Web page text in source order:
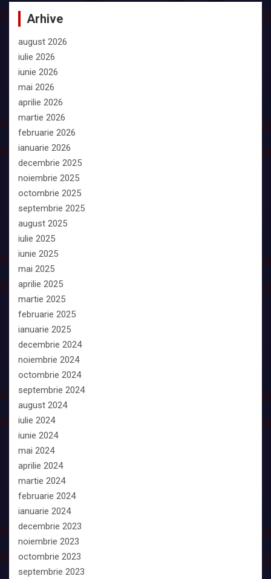
Arhive
august 2026
iulie 2026
iunie 2026
mai 2026
aprilie 2026
martie 2026
februarie 2026
ianuarie 2026
decembrie 2025
noiembrie 2025
octombrie 2025
septembrie 2025
august 2025
iulie 2025
iunie 2025
mai 2025
aprilie 2025
martie 2025
februarie 2025
ianuarie 2025
decembrie 2024
noiembrie 2024
octombrie 2024
septembrie 2024
august 2024
iulie 2024
iunie 2024
mai 2024
aprilie 2024
martie 2024
februarie 2024
ianuarie 2024
decembrie 2023
noiembrie 2023
octombrie 2023
septembrie 2023